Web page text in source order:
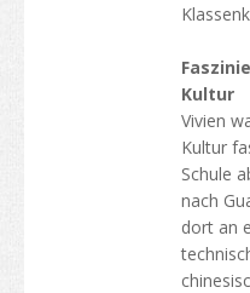
Kultur
Vivien
Kultur
Schule
nach
dort an